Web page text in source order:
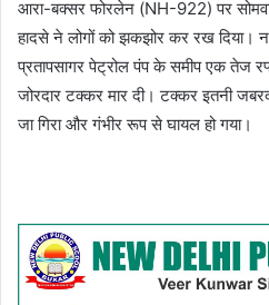
आरा-बक्सर फोरलेन (NH-922) पर
हादसे ने लोगों को झकझोर कर रख दिया।
प्रतापसागर पेट्रोल पंप के समीप एक तेज
जोरदार टक्कर मार दी। टक्कर इतनी
जा गिरा और गंभीर रूप से घायल हो गया।